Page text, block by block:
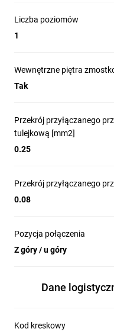
Liczba poziomów
1
Wewnętrzne piętra
Tak
Przekrój przyłączanego
tulejkową [mm2]
0.25
Przekrój przyłączanego
0.08
Pozycja połączenia
Z góry / u góry
Dane
Kod kreskowy